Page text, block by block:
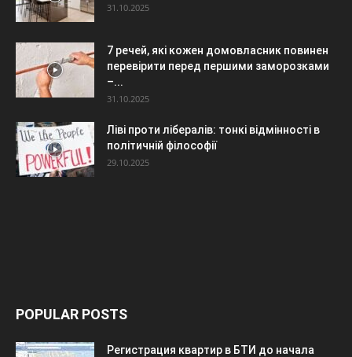
31.10.2025
7 речей, які кожен домовласник повинен
перевірити перед першими заморозками
–...
31.10.2025
Ліві проти лібералів: тонкі відмінності в
політичній філософії
29.10.2025
POPULAR POSTS
Регистрация квартир в БТИ до начала